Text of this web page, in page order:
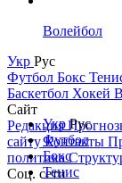
Волейбол
Укр Рус
Футбол Бокс
Баскетбол Хокей
Сайт
Редакция
сайтуКонтакты
политика
Соц. сети
УкрРус
Футбол
Бокс
Тенис